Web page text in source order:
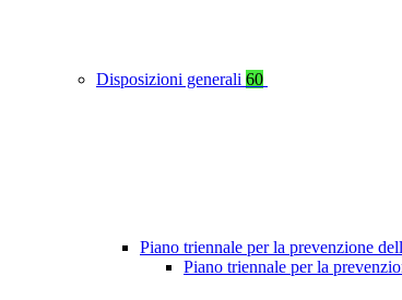
Disposizioni generali 60
Piano triennale per la prevenzione
Piano triennale per la